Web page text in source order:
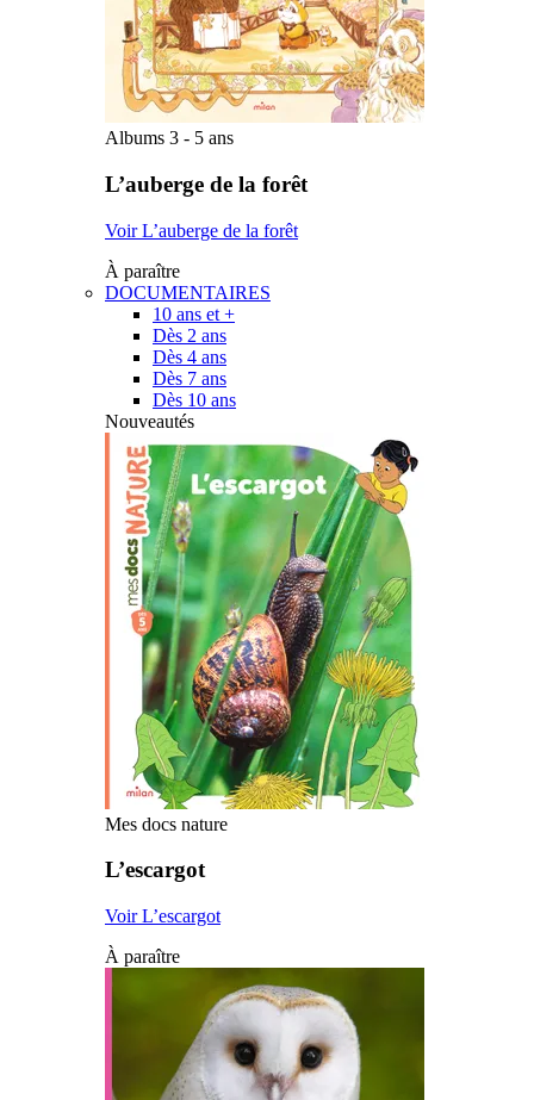
Albums 3 - 5 ans
L’auberge de la forêt
Voir L’auberge de la forêt
À paraître
DOCUMENTAIRES
10 ans et +
Dès 2 ans
Dès 4 ans
Dès 7 ans
Dès 10 ans
Nouveautés
Mes docs nature
L’escargot
Voir L’escargot
À paraître